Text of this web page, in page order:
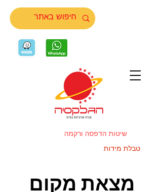
טבלת מידות
מצאת מקום
שיטות הדפסה ורקמה